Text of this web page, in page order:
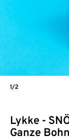
Lykke -
Ganze
1/2